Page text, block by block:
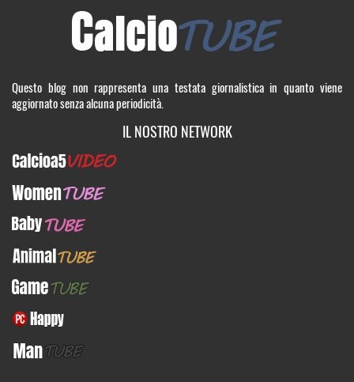
Questo blog non rappresenta una testata giornalistica in quanto viene
aggiornato senza alcuna periodicità.
IL NOSTRO NETWORK